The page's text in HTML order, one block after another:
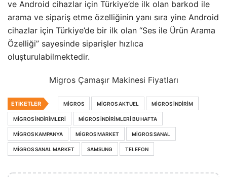
ve Android cihazlar için Türkiye’de ilk olan barkod ile
arama ve sipariş etme özelliğinin yanı sıra yine Android
cihazlar için Türkiye’de bir ilk olan “Ses ile Ürün Arama
Özelliği” sayesinde siparişler hızlıca
oluşturulabilmektedir.
Migros Çamaşır Makinesi Fiyatları
ETIKETLER MIGROS MIGROS AKTUEL MIGROS INDIRIM
MIGROS INDIRIMLERI MIGROS INDIRIMLERI BU HAFTA
MIGROS KAMPANYA MIGROS MARKET MIGROS SANAL
MIGROS SANAL MARKET SAMSUNG TELEFON